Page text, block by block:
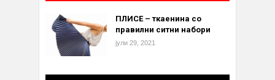
ПЛИСЕ – ткаенина со
правилни ситни набори
јули 29, 2021